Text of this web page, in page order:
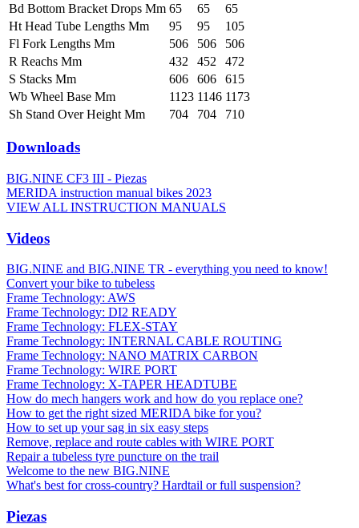
Bd Bottom Bracket Drops Mm 65 65
65
Ht Head Tube Lengths Mm
95 95
105
Fl Fork Lengths Mm
506 506
506
R Reachs Mm
432 452
472
S Stacks Mm
606 606
615
Wb Wheel Base Mm
1123 1146 1173
Sh Stand Over Height Mm
704 704 710
Downloads
BIG.NINE CF3 III - Piezas
MERIDA instruction manual bikes 2023
VIEW ALL INSTRUCTION MANUALS
Videos
BIG.NINE and BIG.NINE TR - everything you need to know!
Convert your bike to tubeless
Frame Technology: AWS
Frame Technology: DI2 READY
Frame Technology: FLEX-STAY
Frame Technology: INTERNAL CABLE ROUTING
Frame Technology: NANO MATRIX CARBON
Frame Technology: WIRE PORT
Frame Technology: X-TAPER HEADTUBE
How do mech hangers work and how do you replace one?
How to get the right sized MERIDA bike for you?
How to set up your sag in six easy steps
Remove, replace and route cables with WIRE PORT
Repair a tubeless tyre puncture on the trail
Welcome to the new BIG.NINE
What's best for cross-country? Hardtail or full suspension?
Piezas